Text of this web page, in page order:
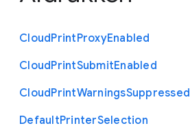
CloudPrintProxyEnabled
CloudPrintSubmitEnabled
CloudPrintWarningsSuppressed
DefaultPrinterSelection